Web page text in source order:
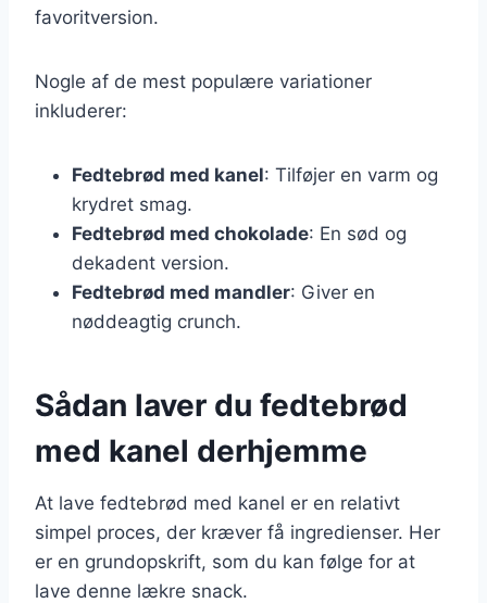
favoritversion.
Nogle af de mest populære variationer
inkluderer:
Fedtebrød med kanel: Tilføjer en varm og
krydret smag.
Fedtebrød med chokolade: En sød og
dekadent version.
Fedtebrød med mandler: Giver en
nøddeagtig crunch.
Sådan laver du fedtebrød
med kanel derhjemme
At lave fedtebrød med kanel er en relativt
simpel proces, der kræver få ingredienser. Her
er en grundopskrift, som du kan følge for at
lave denne lækre snack.